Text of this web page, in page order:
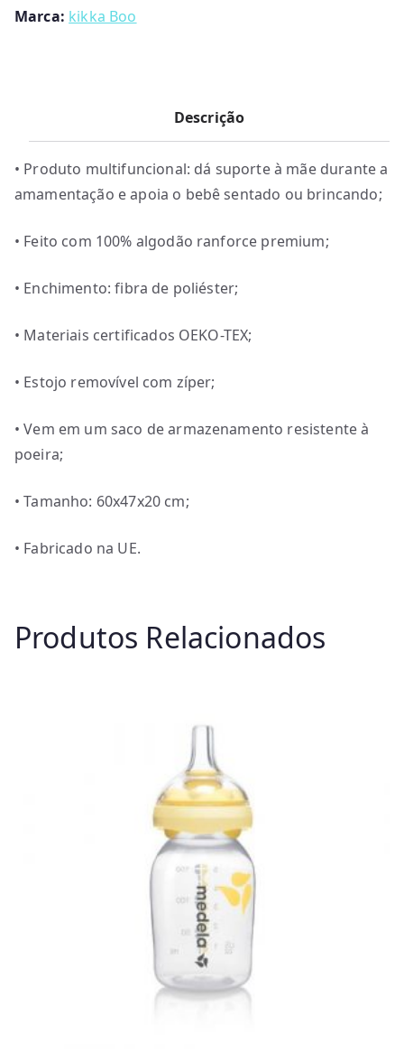
Marca: kikka Boo
Descrição
• Produto multifuncional: dá suporte à mãe durante a
amamentação e apoia o bebê sentado ou brincando;
• Feito com 100% algodão ranforce premium;
• Enchimento: fibra de poliéster;
• Materiais certificados OEKO-TEX;
• Estojo removível com zíper;
• Vem em um saco de armazenamento resistente à
poeira;
• Tamanho: 60x47x20 cm;
• Fabricado na UE.
Produtos Relacionados